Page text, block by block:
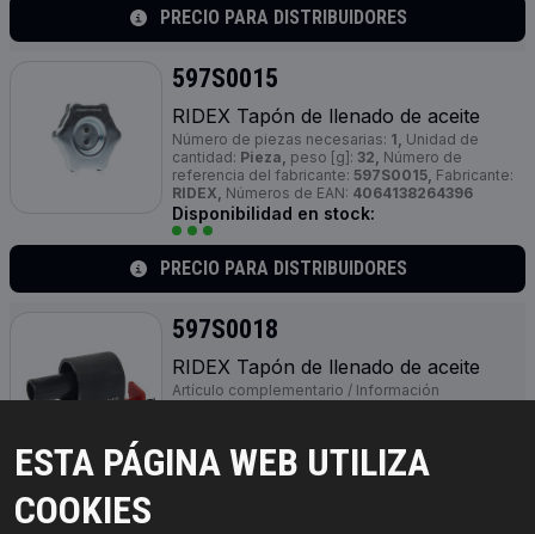
ESTA PÁGINA WEB UTILIZA
COOKIES
PRECIO PARA DISTRIBUIDORES
597S0015
RIDEX Tapón de llenado de aceite
Número de piezas necesarias: 1, Unidad de
cantidad: Pieza, peso [g]: 32, Número de
referencia del fabricante: 597S0015, Fabricante:
RIDEX, Números de EAN: 4064138264396
Disponibilidad en stock:
PRECIO PARA DISTRIBUIDORES
597S0018
RIDEX Tapón de llenado de aceite
Artículo complementario / Información
Disponibilidad en stock: